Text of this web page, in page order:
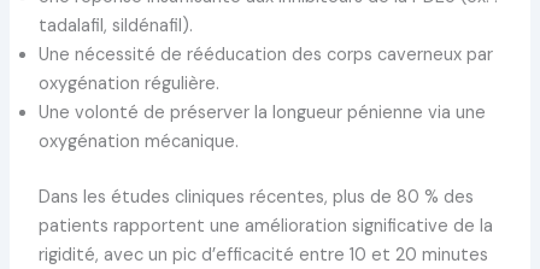
tadalafil, sildénafil).
Une nécessité de rééducation des corps caverneux par
oxygénation régulière.
Une volonté de préserver la longueur pénienne via une
oxygénation mécanique.
Dans les études cliniques récentes, plus de 80 % des
patients rapportent une amélioration significative de la
rigidité, avec un pic d’efficacité entre 10 et 20 minutes